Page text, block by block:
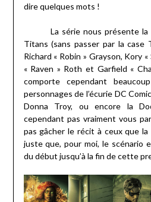
dire quelques mots !
La série nous présente la
Titans (sans passer par la case
Richard « Robin » Grayson, Kory
« Raven » Roth et Garfield «
comporte cependant
personnages de l’écurie DC
Donna Troy, ou encore la
cependant pas vraiment vous
pas gâcher le récit à ceux que
juste que, pour moi, le scénario
du début jusqu’à la fin de cette